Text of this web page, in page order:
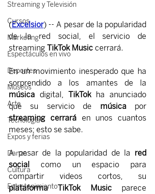
Streaming y Televisión
Cursos
Marketing
Espectáculos en vivo
Deportes
Museos
Arte
Tecnología
Expos y ferias
Danza
Cultura
Entretenimiento
(Excelsior) -- A pesar de la popularidad
de la red social, el servicio de
streaming TikTok Music cerrará.
En un movimiento inesperado que ha
música digital, TikTok ha anunciado
que su servicio de música
streaming cerrará en unos cuantos
meses; esto se sabe.
A pesar de la popularidad de la red
social
como un espacio para
plataforma
TikTok Music parece